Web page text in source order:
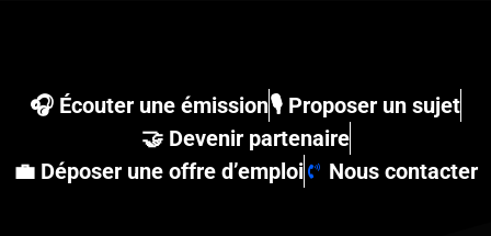
🎧 Écouter une émission🎙 Proposer un sujet
🤝 Devenir partenaire
💼 Déposer une offre d’emploi
Nous contacter